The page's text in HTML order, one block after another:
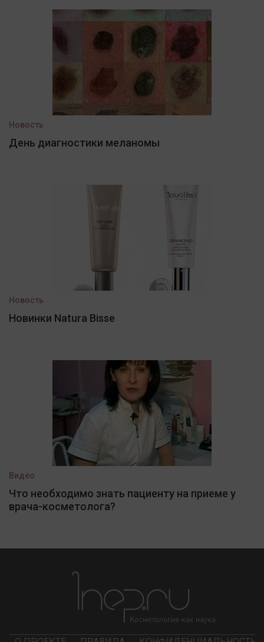
Новость
День диагностики меланомы
Новость
Новинки Natura Bisse
Видео
Что необходимо знать пациенту на приеме у
врача-косметолога?